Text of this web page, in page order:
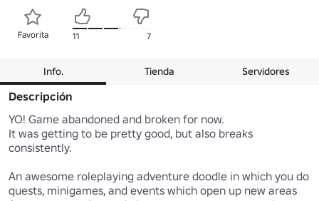
Favorita 11 7
Info. Tienda Servidores
Descripción
YO! Game abandoned and broken for now.
It was getting to be pretty good, but also breaks
consistently.
An awesome roleplaying adventure doodle in which you do
quests, minigames, and events which open up new areas